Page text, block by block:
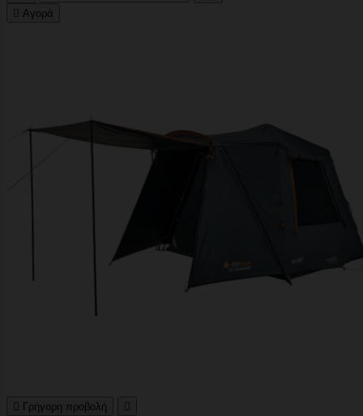
 Αγορά
 Γρήγορη προβολή 